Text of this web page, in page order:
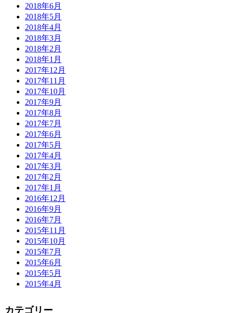
2018年6月
2018年5月
2018年4月
2018年3月
2018年2月
2018年1月
2017年12月
2017年11月
2017年10月
2017年9月
2017年8月
2017年7月
2017年6月
2017年5月
2017年4月
2017年3月
2017年2月
2017年1月
2016年12月
2016年9月
2016年7月
2015年11月
2015年10月
2015年7月
2015年6月
2015年5月
2015年4月
カテゴリー